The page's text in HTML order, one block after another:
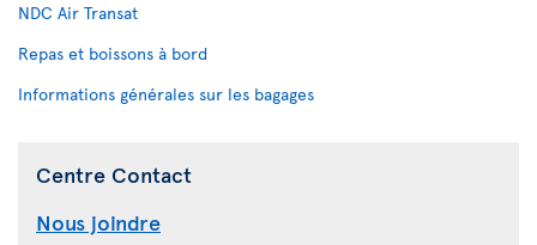
NDC Air Transat
Repas et boissons à bord
Informations générales sur les bagages
Centre Contact
Nous joindre